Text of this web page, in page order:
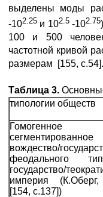
выделены моды
-102.25 и 102.5-102.75
100 и 500
частотной кривой
размерам [155, с.54].
Таблица 3.
типологии обществ
Гомогенное
вождество/
феодального
государство/
империя (К.Оберг,
[154, с.137])